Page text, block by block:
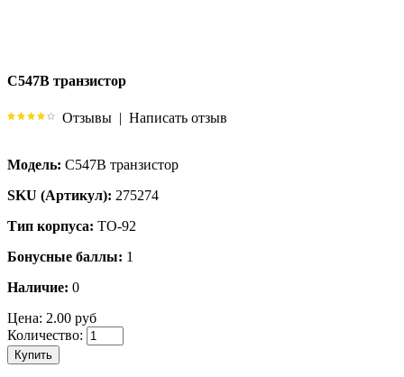
C547B транзистор
Отзывы | Написать отзыв
Модель: C547B транзистор
SKU (Артикул): 275274
Тип корпуса: TO-92
Бонусные баллы: 1
Наличие: 0
Цена: 2.00 руб
Количество:
Купить